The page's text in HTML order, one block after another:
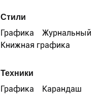
Стили
Графика
Журнальный
Книжная графика
Техники
Графика
Карандаш